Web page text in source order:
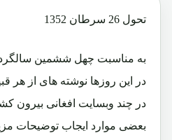
تحول 26 سرطان 1352
به مناسبت چهل ششمین
در این روزها نوشته های از هر
در چند وبسایت افغانی بیرون
بعضی موارد ایجاب توضیحات